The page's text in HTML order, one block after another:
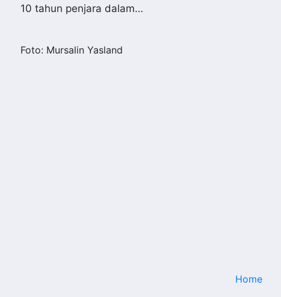
10 tahun penjara dalam…
Foto: Mursalin Yasland
Home